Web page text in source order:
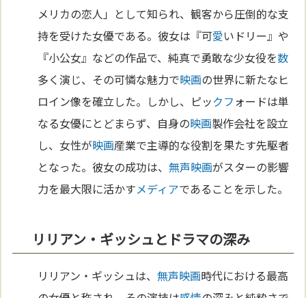
メリカの恋人」として知られ、観客から圧倒的な支
持を受けた女優である。彼女は『可愛いドリー』や
『小公女』などの作品で、純真で勇敢な少女役を数
多く演じ、その可憐な魅力で映画の世界に新たなヒ
ロイン像を確立した。しかし、ピックフ ォードは単
なる女優にとどまらず、自身の映画製作会社を設立
し、女性が映画産業で主導的な役割を果たす先駆者
となった。彼女の成功は、無声映画がスターの影響
力を最大限に活かすメディアであることを示した。
リリアン・ギッシュとドラマの深み
リリアン・ギッシュは、無声映画時代における最高